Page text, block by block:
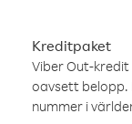
Kreditpaket
Viber Out-
oavsett belopp.
nummer i